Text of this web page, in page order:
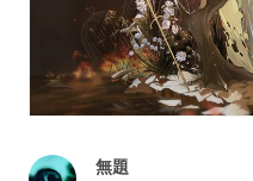
無題